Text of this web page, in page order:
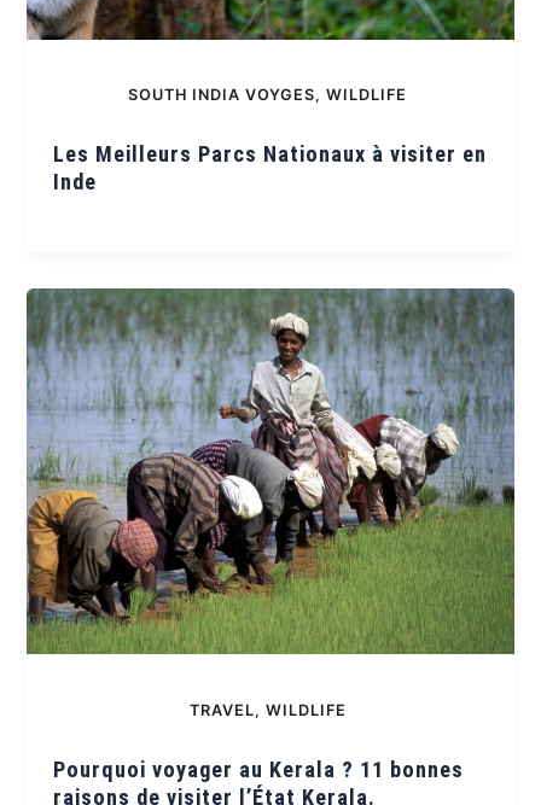
SOUTH INDIA VOYGES, WILDLIFE
Les Meilleurs Parcs Nationaux à visiter en
Inde
TRAVEL, WILDLIFE
Pourquoi voyager au Kerala ? 11 bonnes
raisons de visiter l’État Kerala.